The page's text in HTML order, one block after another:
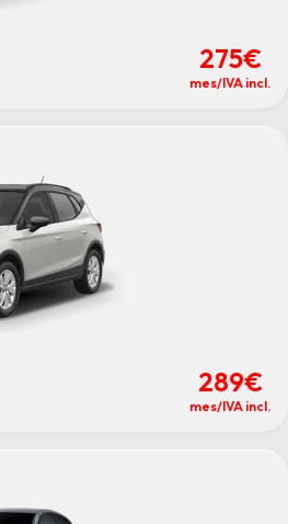
275€
mes/IVA incl.
289€
mes/IVA incl.